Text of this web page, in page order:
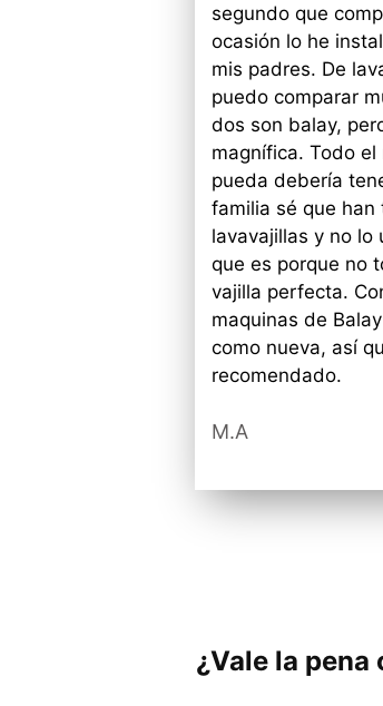
segundo que
ocasión lo he
mis padres. De
puedo comparar
dos son balay,
magnífica. Todo el
pueda debería
familia sé que han
lavavajillas y no lo
que es porque no
vajilla perfecta.
maquinas de
como nueva, así
recomendado.
M.A
¿Vale la